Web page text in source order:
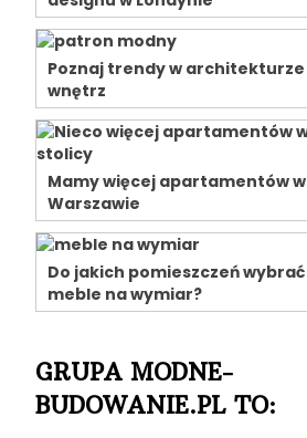
Poznaj trendy w architekturze
wnętrz
Mamy więcej apartamentów w
Warszawie
Do jakich pomieszczeń wybrać
meble na wymiar?
GRUPA MODNE-
BUDOWANIE.PL TO: